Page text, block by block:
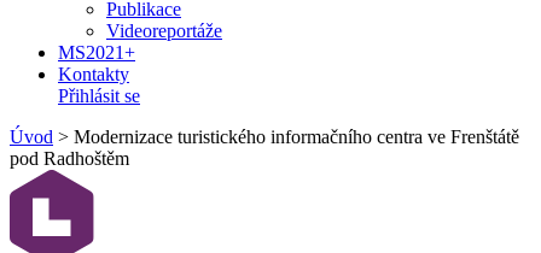
Publikace
Videoreportáže
MS2021+
Kontakty
Přihlásit se
Úvod > Modernizace turistického informačního centra ve Frenštátě
pod Radhoštěm